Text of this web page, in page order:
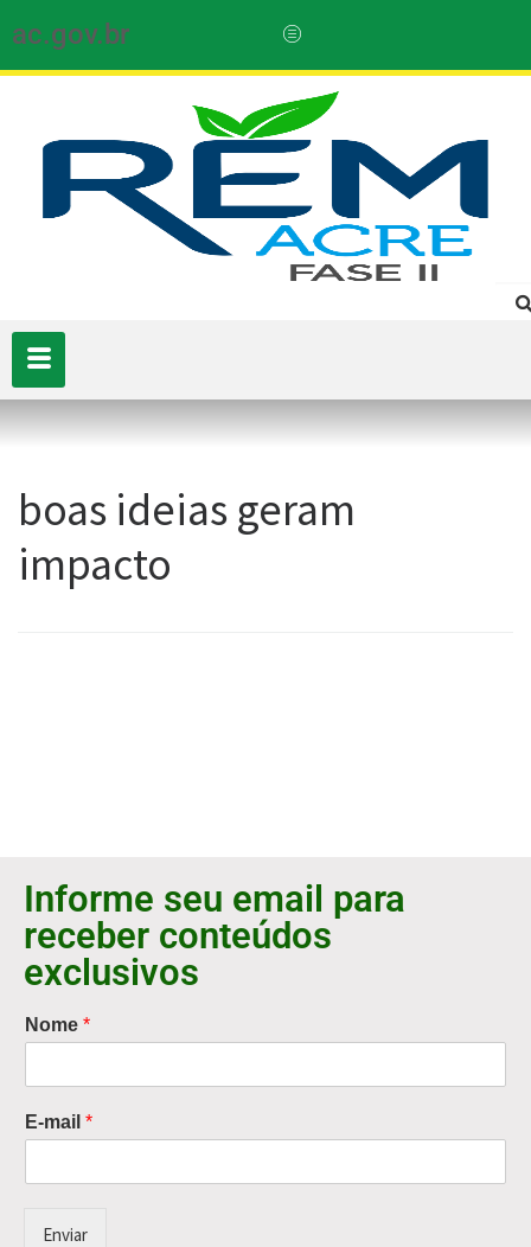
ac.gov.br
boas ideias geram
impacto
Informe seu email para
receber conteúdos
exclusivos
Nome *
E-mail *
Enviar